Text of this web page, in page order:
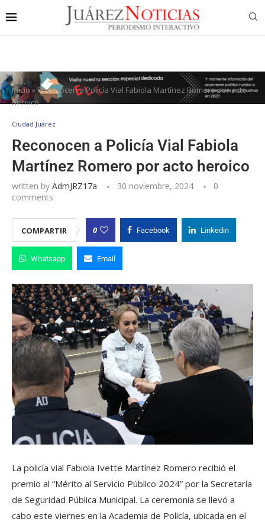
Inicio»Reconocen a Policía Vial Fabiola Martínez Romero por acto
heroico
Ciudad Juárez
Reconocen a Policía Vial Fabiola
Martínez Romero por acto heroico
written by AdmJRZ17a 30 noviembre, 2024
0
comments
COMPARTIR 0 Facebook Linkedin
Whatsapp Email
La policía vial Fabiola Ivette Martínez Romero recibió el
premio al “Mérito al Servicio Público 2024” por la Secretaría
de Seguridad Pública Municipal. La ceremonia se llevó a
cabo este viernes en la Academia de Policía, ubicada en el